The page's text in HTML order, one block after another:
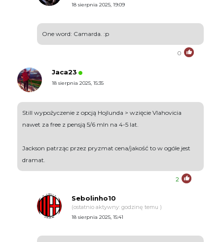
18 sierpnia 2025, 19:09
One word: Camarda. :p
0
Jaca23
18 sierpnia 2025, 15:35
Still wypożyczenie z opcją Hojlunda > wzięcie Vlahovicia
nawet za free z pensją 5/6 mln na 4-5 lat.
Jackson patrząc przez pryzmat cena/jakość to w ogóle jest
dramat.
2
Sebolinho10
(ostatnio aktywny: godzinę temu )
18 sierpnia 2025, 15:41